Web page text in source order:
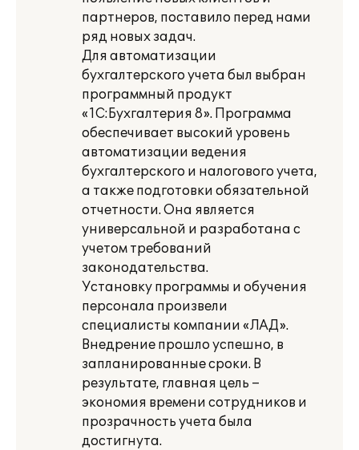
партнеров, поставило перед нами
ряд новых задач.
Для автоматизации
бухгалтерского учета был выбран
программный продукт
«1С:Бухгалтерия 8». Программа
обеспечивает высокий уровень
автоматизации ведения
бухгалтерского и налогового учета,
а также подготовки обязательной
отчетности. Она является
универсальной и разработана с
учетом требований
законодательства.
Установку программы и обучения
персонала произвели
специалисты компании «ЛАД».
Внедрение прошло успешно, в
запланированные сроки. В
результате, главная цель –
экономия времени сотрудников и
прозрачность учета была
достигнута.